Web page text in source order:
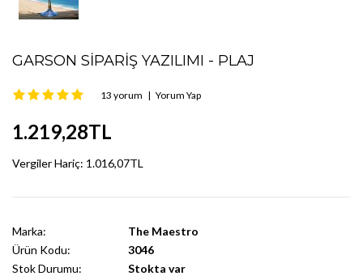
GARSON SIPARIŞ YAZILIMI - PLAJ
13 yorum | Yorum Yap
1.219,28TL
Vergiler Hariç: 1.016,07TL
Marka:
The Maestro
Ürün Kodu:
3046
Stok Durumu:
Stokta var